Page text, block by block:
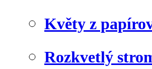
Květy z
Rozkvetlý